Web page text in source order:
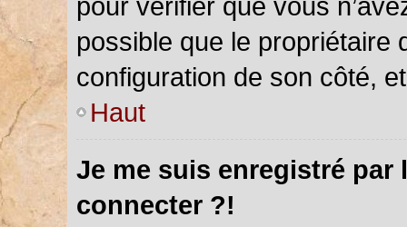
possible que le propriétaire
configuration de son côté,
Haut
Je me suis enregistré par
connecter ?!